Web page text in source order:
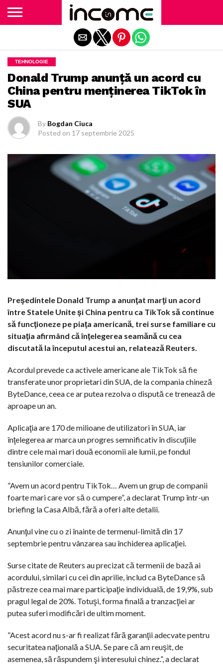
TEHNOLOGIE
Donald Trump anunţă un acord cu
China pentru menţinerea TikTok în
SUA
By Bogdan Ciuca
Posted on 17 septembrie 2025
Preşedintele Donald Trump a anunţat marţi un acord
între Statele Unite şi China pentru ca TikTok să continue
să funcţioneze pe piaţa americană, trei surse familiare cu
situaţia afirmând că înţelegerea seamănă cu cea
discutată la începutul acestui an, relatează Reuters.
Acordul prevede ca activele americane ale TikTok să fie
transferate unor proprietari din SUA, de la compania chineză
ByteDance, ceea ce ar putea rezolva o dispută ce trenează de
aproape un an.
Aplicaţia are 170 de milioane de utilizatori în SUA, iar
înţelegerea ar marca un progres semnificativ în discuţiile
dintre cele mai mari două economii ale lumii, pe fondul
tensiunilor comerciale.
”Avem un acord pentru TikTok… Avem un grup de companii
foarte mari care vor să o cumpere”, a declarat Trump într-un
briefing la Casa Albă, fără a oferi alte detalii.
Anunţul vine cu o zi înainte de termenul-limită din 17
septembrie pentru vânzarea sau închiderea aplicaţiei.
Surse citate de Reuters au precizat că termenii de bază ai
acordului, similari cu cei din aprilie, includ ca ByteDance să
păstreze cea mai mare participaţie individuală, de 19,9%, sub
pragul legal de 20%. Totuşi, forma finală a tranzacţiei ar
putea suferi modificări de ultim moment.
”Acest acord nu s-ar fi realizat fără garanţii adecvate pentru
securitatea naţională a SUA. Se pare că am reuşit, de
asemenea, să răspundem şi interesului chinez.”, a declarat
Exit mobile version